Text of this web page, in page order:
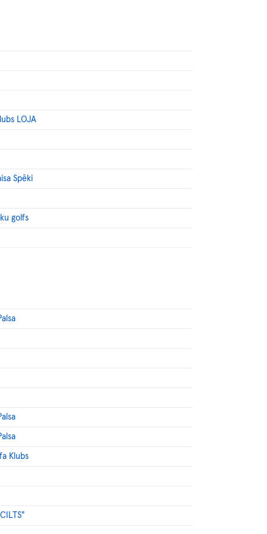
LOJA
Spēki
golfs
Klubs